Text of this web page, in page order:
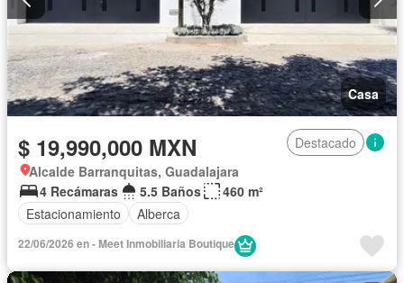
Casa
$ 19,990,000 MXN
Destacado
Alcalde Barranquitas, Guadalajara
4 Recámaras
5.5 Baños
460 m²
Estacionamiento
Alberca
22/06/2026 en - Meet Inmobiliaria Boutique